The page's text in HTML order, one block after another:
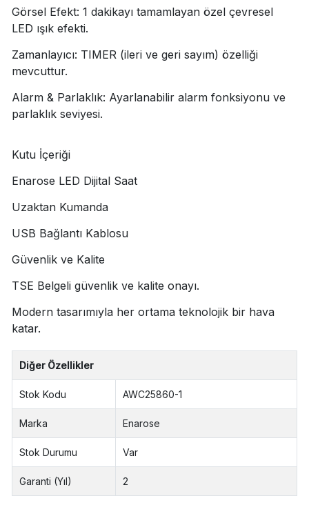
Görsel Efekt: 1 dakikayı tamamlayan özel çevresel
LED ışık efekti.
Zamanlayıcı: TIMER (ileri ve geri sayım) özelliği
mevcuttur.
Alarm & Parlaklık: Ayarlanabilir alarm fonksiyonu ve
parlaklık seviyesi.
Kutu İçeriği
Enarose LED Dijital Saat
Uzaktan Kumanda
USB Bağlantı Kablosu
Güvenlik ve Kalite
TSE Belgeli güvenlik ve kalite onayı.
Modern tasarımıyla her ortama teknolojik bir hava
katar.
Diğer Özellikler
Stok Kodu AWC25860-1
Marka Enarose
Stok Durumu Var
Garanti (Yıl) 2